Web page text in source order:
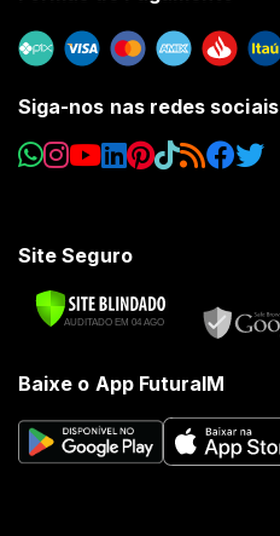
Siga-nos nas redes sociais
Site Seguro
Baixe o App FuturaIM